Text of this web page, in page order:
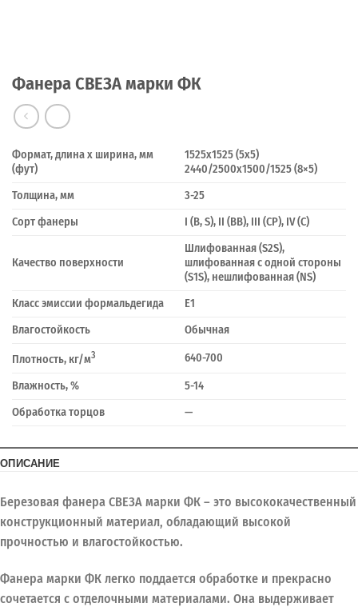
Фанера СВЕЗА марки ФК
Формат, длина х ширина, мм
(фут)
1525х1525 (5х5)
2440/2500х1500/1525 (8×5)
Толщина, мм
3-25
Сорт фанеры
I (B, S), II (BB), III (CP), IV (C)
Качество поверхности
Шлифованная (S2S),
шлифованная с одной стороны
(S1S), нешлифованная (NS)
Класс эмиссии формальдегида
Е1
Влагостойкость
Обычная
Плотность, кг/м3 640-700
Влажность, %
5-14
Обработка торцов
—
ОПИСАНИЕ
Березовая фанера СВЕЗА марки ФК – это высококачественный
конструкционный материал, обладающий высокой
прочностью и влагостойкостью.
Фанера марки ФК легко поддается обработке и прекрасно
сочетается с отделочными материалами. Она выдерживает